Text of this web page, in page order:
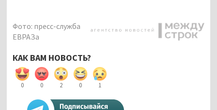
Фото: пресс-служба
ЕВРАЗа
КАК ВАМ НОВОСТЬ?
0 0 2 0 1